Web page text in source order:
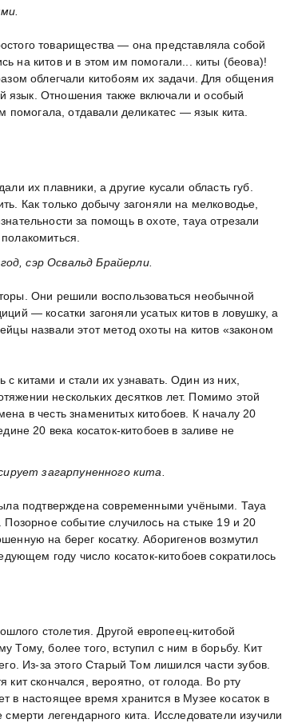
товарищества — она представляла собой
на китов и в этом им помогали... киты (беова)!
облегчали китобоям их задачи. Для общения
язык. Отношения также включали и особый
помогала, отдавали деликатес — язык кита.
их плавники, а другие кусали область губ.
Как только добычу загоняли на мелководье,
за помощь в охоте, тауа отрезали
сэр Освальд Брайерли.
Они решили воспользоваться необычной
— косатки загоняли усатых китов в ловушку, а
назвали этот метод охоты на китов «законом
китами и стали их узнавать. Один из них,
нескольких десятков лет. Помимо этой
в честь знаменитых китобоев. К началу 20
20 века косаток-китобоев в заливе не
загарпуненного кита.
подтверждена современными учёными. Тауа
событие случилось на стыке 19 и 20
на берег косатку. Аборигенов возмутил
году число косаток-китобоев сократилось
столетия. Другой европеец-китобой
Тому, более того, вступил с ним в борьбу. Кит
Из-за этого Старый Том лишился части зубов.
скончался, вероятно, от голода. Во рту
в настоящее время хранится в Музее косаток в
легендарного кита. Исследователи изучили